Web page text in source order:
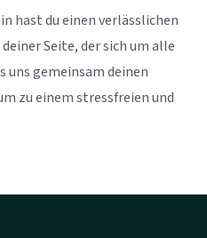
hast du einen verlässlichen
Seite, der sich um alle
uns gemeinsam deinen
zu einem stressfreien und